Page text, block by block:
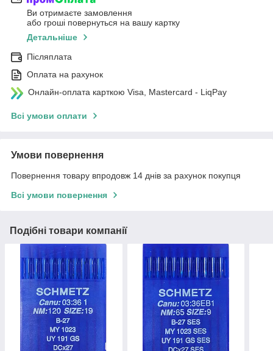
Ви отримаєте замовлення
або гроші повернуться на вашу картку
Детальніше
Післяплата
Оплата на рахунок
Онлайн-оплата карткою Visa, Mastercard - LiqPay
Всі умови оплати
Умови повернення
Повернення товару впродовж 14 днів за рахунок покупця
Всі умови повернення
Подібні товари компанії